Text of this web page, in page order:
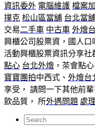
資訊委外 電腦維護 檔案
撲克 松山區當舖 台北當
交易二手車 中古車 外燴
興櫃公司股票資，國人
活動興櫃股票資訊分享社
點心 台北外燴 ，茶會點
寶寶團拍中西式、 外燴台
享受， 請問一下其他前
飲品質， 所外遇問題 處